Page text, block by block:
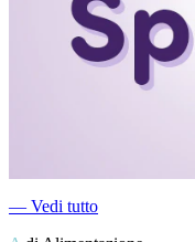
― Vedi tutto